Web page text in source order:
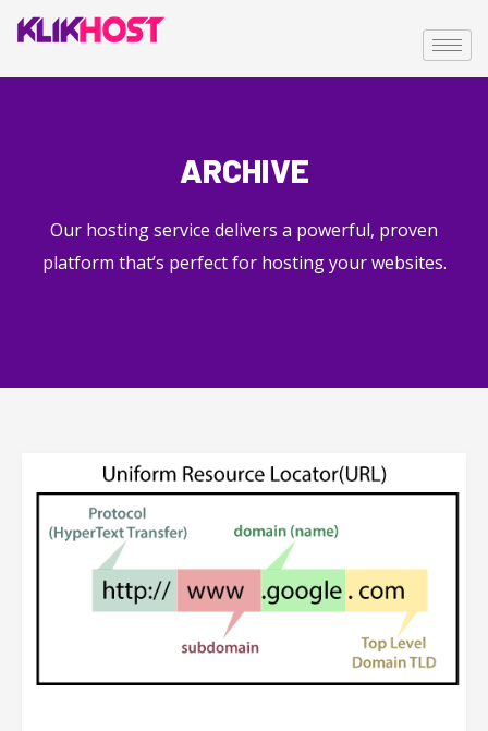
ARCHIVE
Our hosting service delivers a powerful, proven
platform that’s perfect for hosting your websites.